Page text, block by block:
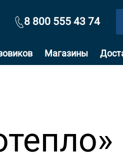
8 800 555 43 74
Магазины